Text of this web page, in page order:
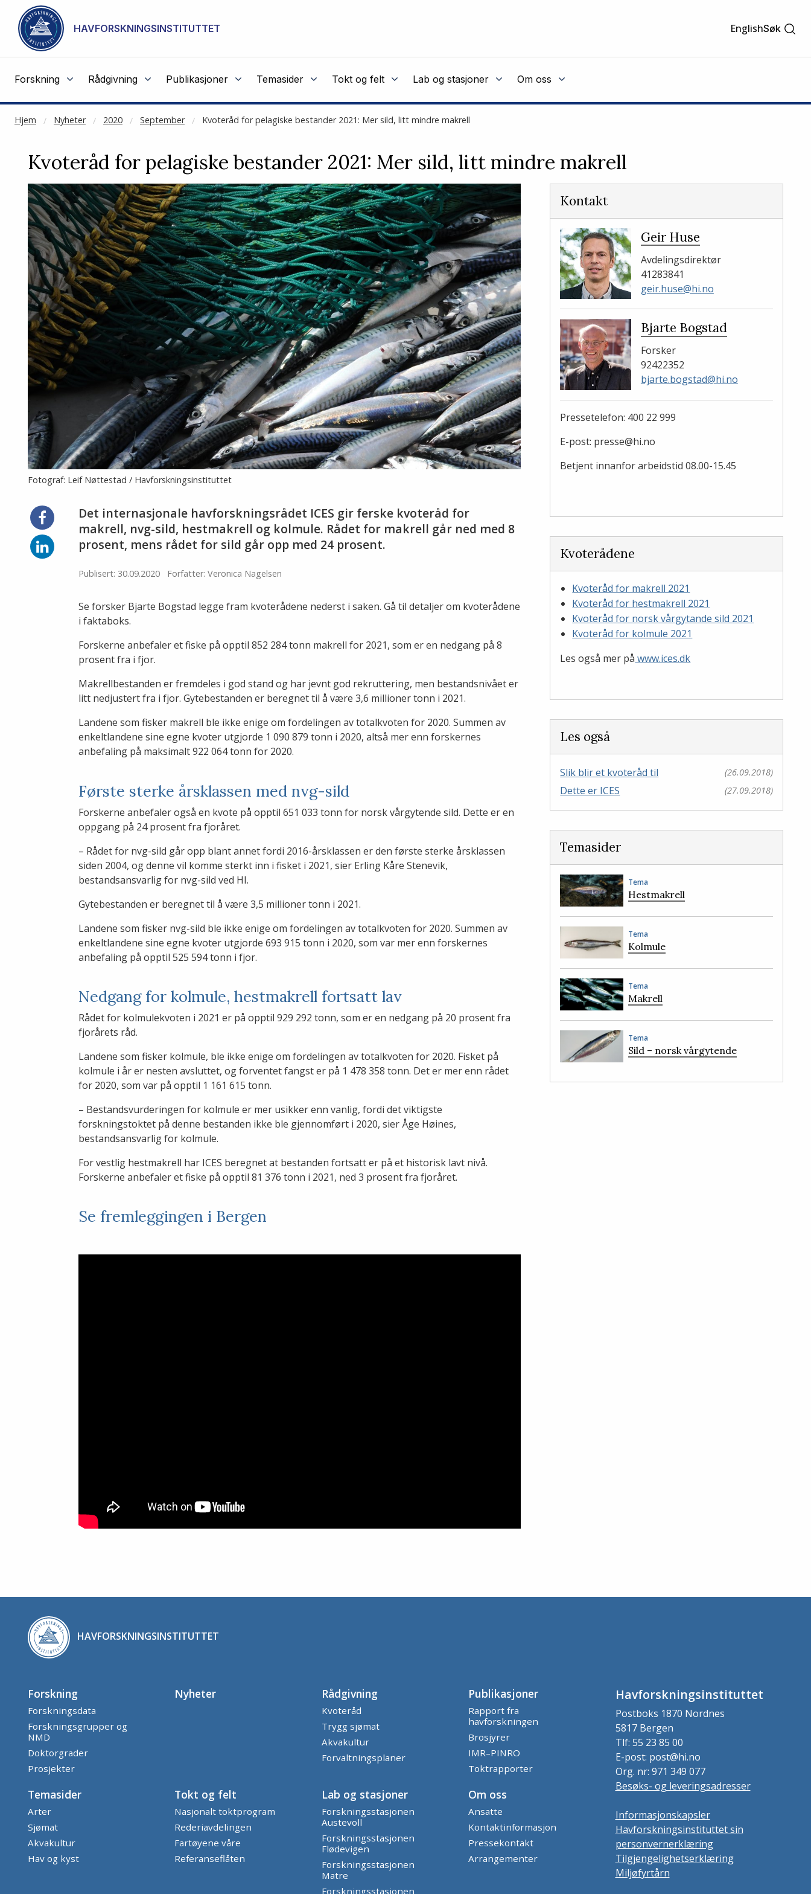
Gå til hovedinnhold
HAVFORSKNINGSINSTITUTTET EnglishSøk
Forskning Rådgivning Publikasjoner Temasider Tokt og felt Lab og stasjoner Om oss
Hjem Nyheter 2020 September Kvoteråd for pelagiske bestander 2021: Mer sild, litt mindre makrell
NOT CACHED
Kvoteråd for pelagiske bestander 2021: Mer sild, litt mindre makrell
Fotograf: Leif Nøttestad / Havforskningsinstituttet
Det internasjonale havforskningsrådet ICES gir ferske kvoteråd for
makrell, nvg-sild, hestmakrell og kolmule. Rådet for makrell går ned med 8
prosent, mens rådet for sild går opp med 24 prosent.
Publisert: 30.09.2020 Forfatter: Veronica Nagelsen
Se forsker Bjarte Bogstad legge fram kvoterådene nederst i saken. Gå til detaljer om kvoterådene
i faktaboks.
Forskerne anbefaler et fiske på opptil 852 284 tonn makrell for 2021, som er en nedgang på 8
prosent fra i fjor.
Makrellbestanden er fremdeles i god stand og har jevnt god rekruttering, men bestandsnivået er
litt nedjustert fra i fjor. Gytebestanden er beregnet til å være 3,6 millioner tonn i 2021.
Landene som fisker makrell ble ikke enige om fordelingen av totalkvoten for 2020. Summen av
enkeltlandene sine egne kvoter utgjorde 1 090 879 tonn i 2020, altså mer enn forskernes
anbefaling på maksimalt 922 064 tonn for 2020.
Første sterke årsklassen med nvg-sild
Forskerne anbefaler også en kvote på opptil 651 033 tonn for norsk vårgytende sild. Dette er en
oppgang på 24 prosent fra fjoråret.
– Rådet for nvg-sild går opp blant annet fordi 2016-årsklassen er den første sterke årsklassen
siden 2004, og denne vil komme sterkt inn i fisket i 2021, sier Erling Kåre Stenevik,
bestandsansvarlig for nvg-sild ved HI.
Gytebestanden er beregnet til å være 3,5 millioner tonn i 2021.
Landene som fisker nvg-sild ble ikke enige om fordelingen av totalkvoten for 2020. Summen av
enkeltlandene sine egne kvoter utgjorde 693 915 tonn i 2020, som var mer enn forskernes
anbefaling på opptil 525 594 tonn i fjor.
Nedgang for kolmule, hestmakrell fortsatt lav
Rådet for kolmulekvoten i 2021 er på opptil 929 292 tonn, som er en nedgang på 20 prosent fra
fjorårets råd.
Landene som fisker kolmule, ble ikke enige om fordelingen av totalkvoten for 2020. Fisket på
kolmule i år er nesten avsluttet, og forventet fangst er på 1 478 358 tonn. Det er mer enn rådet
for 2020, som var på opptil 1 161 615 tonn.
– Bestandsvurderingen for kolmule er mer usikker enn vanlig, fordi det viktigste
forskningstoktet på denne bestanden ikke ble gjennomført i 2020, sier Åge Høines,
bestandsansvarlig for kolmule.
For vestlig hestmakrell har ICES beregnet at bestanden fortsatt er på et historisk lavt nivå.
Forskerne anbefaler et fiske på opptil 81 376 tonn i 2021, ned 3 prosent fra fjoråret.
Se fremleggingen i Bergen
Del
på
Facebook
Del
på
LinkedIn
Kontakt
Geir Huse
Avdelingsdirektør
41283841
geir.huse@hi.no
Bjarte Bogstad
Forsker
92422352
bjarte.bogstad@hi.no
Pressetelefon: 400 22 999
E-post: presse@hi.no
Betjent innanfor arbeidstid 08.00-15.45
Kvoterådene
Kvoteråd for makrell 2021
Kvoteråd for hestmakrell 2021
Kvoteråd for norsk vårgytande sild 2021
Kvoteråd for kolmule 2021
Les også mer på www.ices.dk
Les også
(26.09.2018)
Slik blir et kvoteråd til
(27.09.2018)
Dette er ICES
Temasider
Tema
Hestmakrell
Tema
Kolmule
Tema
Makrell
Tema
Sild – norsk vårgytende
HAVFORSKNINGSINSTITUTTET
Forskning
Forskningsdata
Forskningsgrupper og
NMD
Doktorgrader
Prosjekter
Nyheter Rådgivning
Kvoteråd
Trygg sjømat
Akvakultur
Forvaltningsplaner
Publikasjoner
Rapport fra
havforskningen
Brosjyrer
IMR–PINRO
Toktrapporter
Temasider
Arter
Sjømat
Akvakultur
Hav og kyst
Tokt og felt
Nasjonalt toktprogram
Rederiavdelingen
Fartøyene våre
Referanseflåten
Lab og stasjoner
Forskningsstasjonen
Austevoll
Forskningsstasjonen
Flødevigen
Forskningsstasjonen
Matre
Forskningsstasjonen
Om oss
Ansatte
Kontaktinformasjon
Pressekontakt
Arrangementer
Havforskningsinstituttet
Postboks 1870 Nordnes
5817 Bergen
Tlf: 55 23 85 00
E-post: post@hi.no
Org. nr: 971 349 077
Besøks- og leveringsadresser
Informasjonskapsler
Havforskningsinstituttet sin
personvernerklæring
Tilgjengelighetserklæring
Miljøfyrtårn